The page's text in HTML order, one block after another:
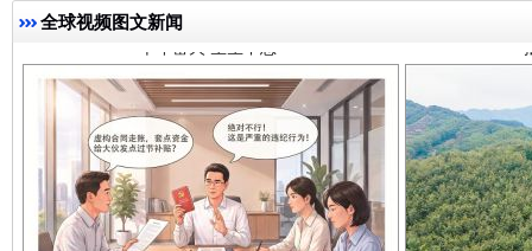
全球视频图文新闻
揭开“小金库”的免责幌子